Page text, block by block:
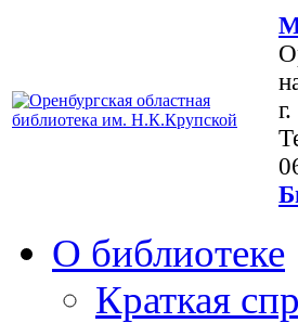
О библиотеке
Краткая